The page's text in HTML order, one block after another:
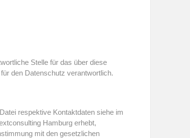
Stelle für das über diese
den Datenschutz verantwortlich.
respektive Kontaktdaten siehe im
Hamburg erhebt,
mit den gesetzlichen